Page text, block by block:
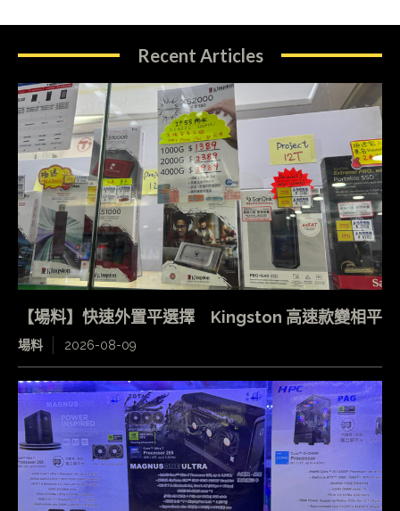
Recent Articles
【場料】快速外置平選擇 Kingston 高速款變相平
場料 2026-08-09